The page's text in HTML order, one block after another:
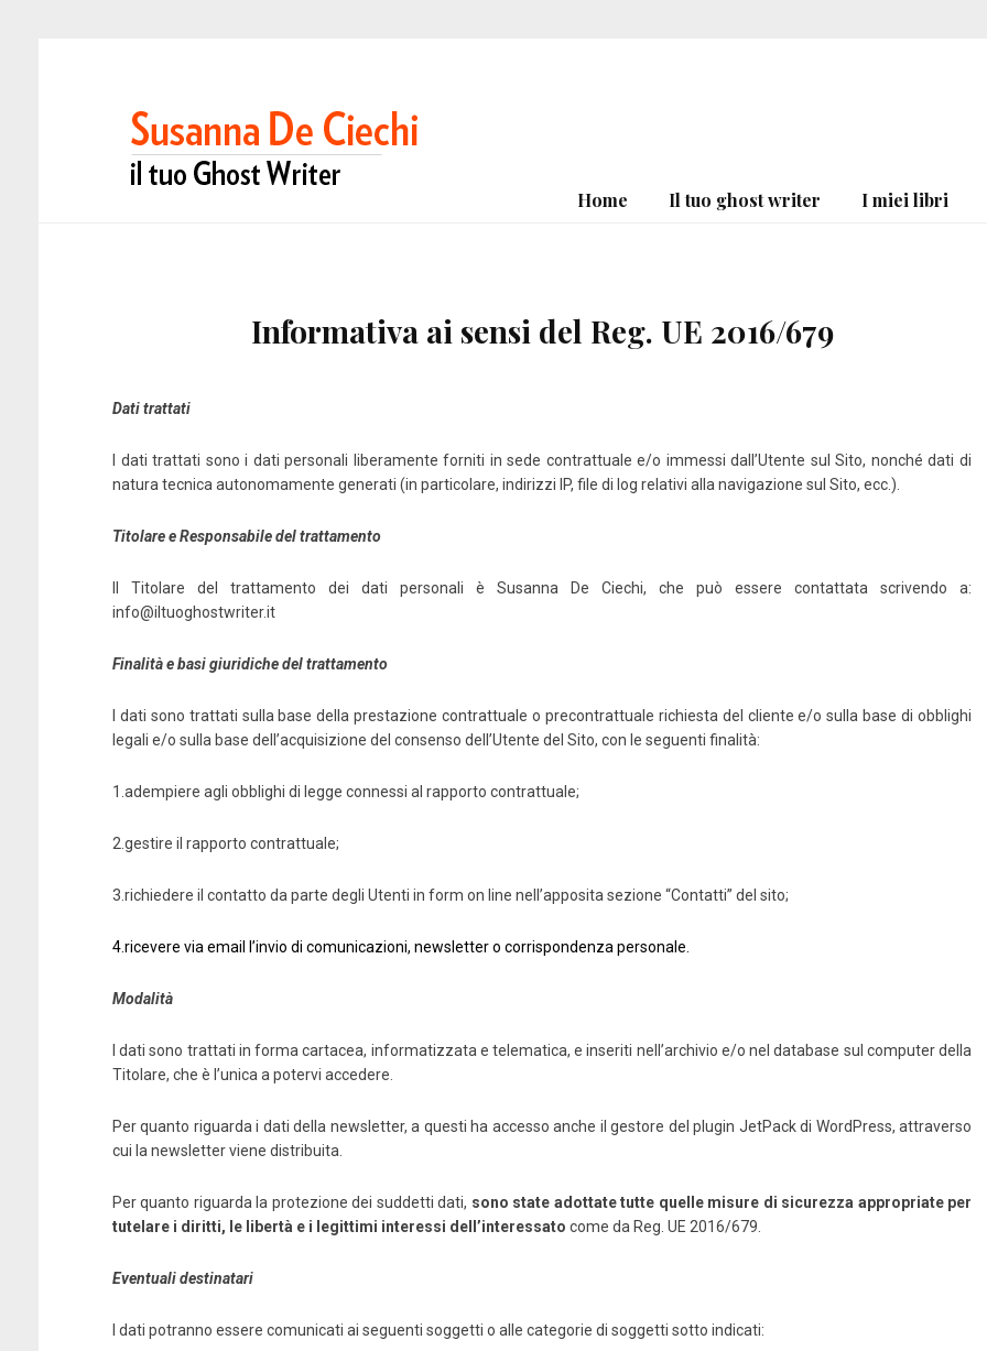
Home Il tuo ghost writer I miei libri
Informativa ai sensi del Reg. UE 2016/679
Dati trattati
I dati trattati sono i dati personali liberamente forniti in sede contrattuale e/o immessi dall’Utente sul Sito, nonché dati di
natura tecnica autonomamente generati (in particolare, indirizzi IP, file di log relativi alla navigazione sul Sito, ecc.).
Titolare e Responsabile del trattamento
Il Titolare del trattamento dei dati personali è Susanna De Ciechi, che può essere contattata scrivendo a:
info@iltuoghostwriter.it
Finalità e basi giuridiche del trattamento
I dati sono trattati sulla base della prestazione contrattuale o precontrattuale richiesta del cliente e/o sulla base di obblighi
legali e/o sulla base dell’acquisizione del consenso dell’Utente del Sito, con le seguenti finalità:
1.adempiere agli obblighi di legge connessi al rapporto contrattuale;
2.gestire il rapporto contrattuale;
3.richiedere il contatto da parte degli Utenti in form on line nell’apposita sezione “Contatti” del sito;
4.ricevere via email l’invio di comunicazioni, newsletter o corrispondenza personale.
Modalità
I dati sono trattati in forma cartacea, informatizzata e telematica, e inseriti nell’archivio e/o nel database sul computer della
Titolare, che è l’unica a potervi accedere.
Per quanto riguarda i dati della newsletter, a questi ha accesso anche il gestore del plugin JetPack di WordPress, attraverso
cui la newsletter viene distribuita.
Per quanto riguarda la protezione dei suddetti dati, sono state adottate tutte quelle misure di sicurezza appropriate per
tutelare i diritti, le libertà e i legittimi interessi dell’interessato come da Reg. UE 2016/679.
Eventuali destinatari
I dati potranno essere comunicati ai seguenti soggetti o alle categorie di soggetti sotto indicati: